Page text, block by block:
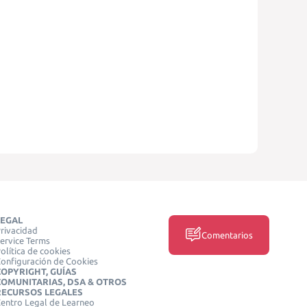
Terms
de cookies
de Cookies
GUÍAS
DSA & OTROS
LEGALES
Legal de Learneo
Comentarios